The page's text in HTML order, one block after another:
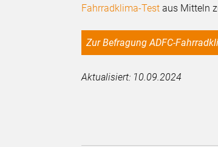
Fahrradklima-Test aus Mitteln
Zur Befragung ADFC-
Aktualisiert: 10.09.2024